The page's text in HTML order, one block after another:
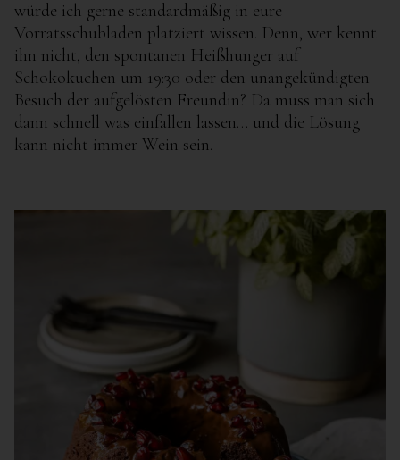
würde ich gerne standardmäßig in eure
Vorratsschubladen platziert wissen. Denn, wer kennt
ihn nicht, den spontanen Heißhunger auf
Schokokuchen um 19:30 oder den unangekündigten
Besuch der aufgelösten Freundin? Da muss man sich
dann schnell was einfallen lassen… und die Lösung
kann nicht immer Wein sein.